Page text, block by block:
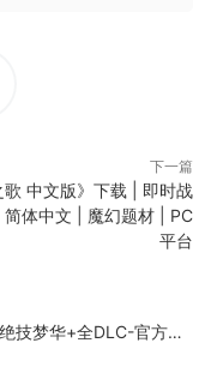
下一篇
歌 中文版》下载 | 即时战
体中文 | 魔幻题材 | PC
平台
技梦华+全DLC-官方中